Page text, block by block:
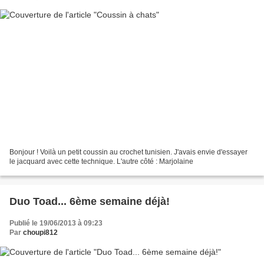
Bonjour ! Voilà un petit coussin au crochet tunisien. J'avais envie d'essayer
le jacquard avec cette technique. L'autre côté : Marjolaine
Duo Toad... 6ème semaine déjà!
Publié le 19/06/2013 à 09:23
Par choupi812